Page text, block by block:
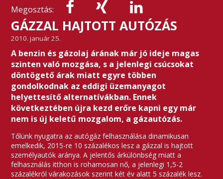
Megosztás:
GÁZZAL HAJTOTT AUTÓZÁS
2010. január 25.
A benzin és gázolaj árának már jó ideje magas
szinten való mozgása, s a jelenlegi csúcsokat
döntögető árak miatt egyre többen
gondolkodnak az eddigi üzemanyagot
helyettesítő alternatívákban. Ennek
következtében újra kezd erőre kapni egy már
nem is új keletű mozgalom, a gázautózás.
Tőlünk nyugatra az autógáz felhasználása dinamikusan
emelkedik, 2015-re 10 százalékos lesz a gázzal is hajtott
személyautók aránya. A jelentős árkülönbség miatt a
felhasználás itthon is rohamosan nő, a jelenlegi 1,5-2
százalékról várakozások szerint két év alatt 5 százalék lesz.